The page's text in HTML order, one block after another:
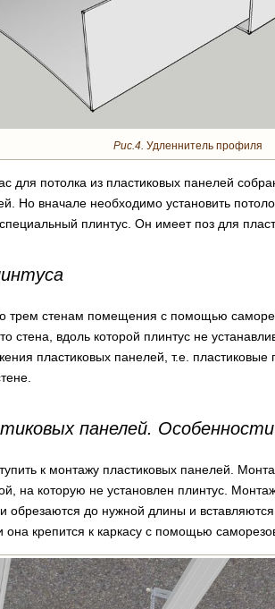
Рис.4. Удленнитель профиля
для потолка из пластиковых панелей
Но вначале необходимо установить
плинтус. Он имеет поз для
трем стенам помещения с помощью
стена, вдоль которой плинтус не
пластиковых панелей, т.е. пластиковые
панелей. Особенности
к монтажу пластиковых панелей.
на которую не установлен плинтус.
обрезаются до нужной длины и
она крепится к каркасу с помощью